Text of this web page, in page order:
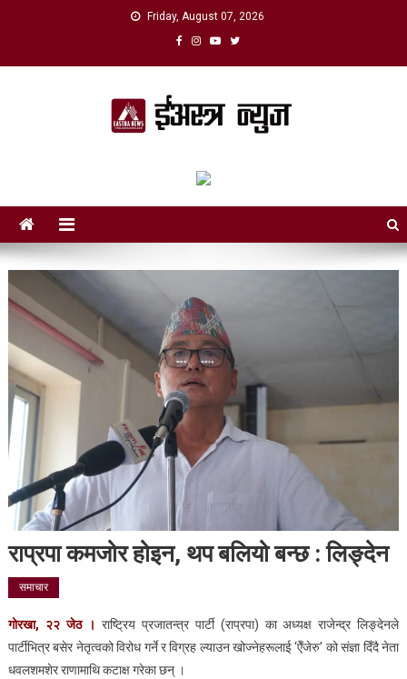
Friday, August 07, 2026
राप्रपा कमजोर होइन, थप बलियो बन्छ : लिङ्देन
समाचार
गोरखा, २२ जेठ । राष्ट्रिय प्रजातन्त्र पार्टी (राप्रपा) का अध्यक्ष राजेन्द्र लिङ्देनले
पार्टीभित्र बसेर नेतृत्वको विरोध गर्ने र विग्रह ल्याउन खोज्नेहरूलाई ‘ऐँजेरु’ को संज्ञा दिँदै नेता
धवलशमशेर राणामाथि कटाक्ष गरेका छन् ।